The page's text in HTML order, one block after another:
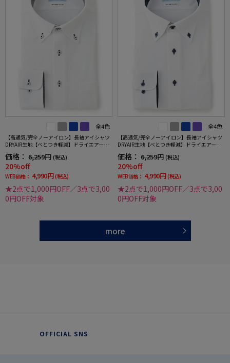
全4色
【高通気/完全ノーアイロン】長袖アイシャツ
DRYAIR生地【べとつき軽減】ドライエアー刺
トレッチ防汚効果吸汗速乾ワイシャツ春夏
価格： 6,259円 (税込)
20%off
WEB価格： 4,990円 (税込)
★2点で1,000円OFF／3点で3,00
0円OFF対象
全4色
【高通気/完全ノーアイロン】長袖アイシャツ
DRYAIR生地【べとつき軽減】ドライエアーチ
トレッチ防汚効果吸汗速乾ワイシャツ春夏
価格： 6,259円 (税込)
20%off
WEB価格： 4,990円 (税込)
★2点で1,000円OFF／3点で3,00
0円OFF対象
more
OFFICIAL SNS